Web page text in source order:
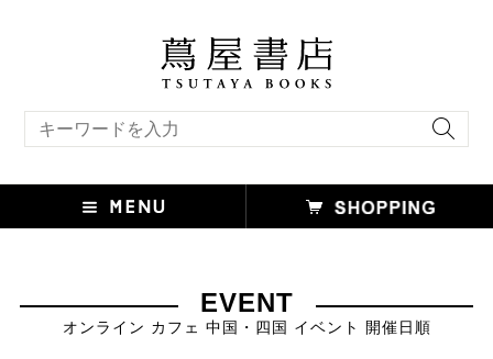
EVENT
オンライン カフェ 中国・四国 イベント 開催日順